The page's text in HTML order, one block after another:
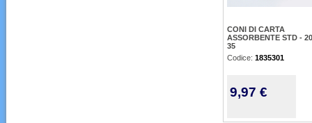
CONI DI CARTA
ASSORBENTE STD -
35
Codice: 1835301
9,97 €